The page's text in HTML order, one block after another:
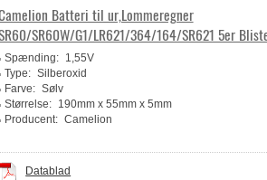
Batteri til ur,Lommeregner
SR60W/G1/LR621/364/164/SR621 5er
Spænding:
1,55V
Type: Silberoxid
Farve: Sølv
Størrelse:
190mm x 55mm x 5mm
Producent: Camelion
Datablad